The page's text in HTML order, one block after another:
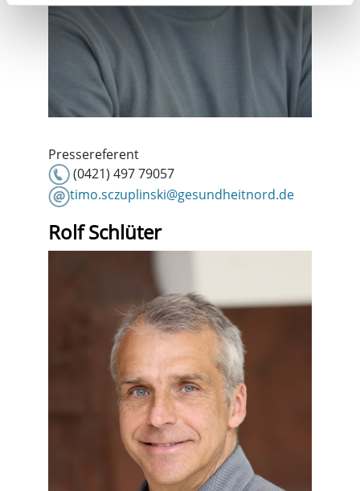
Pressereferent
(0421) 497 79057
timo.sczuplinski@gesundheitnord.de
Rolf Schlüter